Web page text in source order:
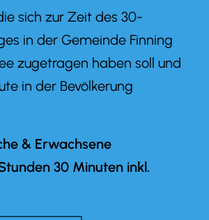
sich zur Zeit des 30-
in der Gemeinde Finning
zugetragen haben soll und
in der Bevölkerung
& Erwachsene
30 Minuten inkl.